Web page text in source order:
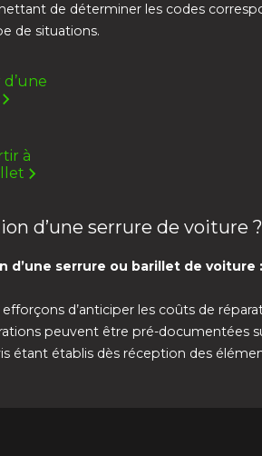
de déterminer les codes
de situations.
à
d’une serrure de voiture ?
d’une serrure ou barillet de voiture
d’anticiper les coûts de
peuvent être pré-documentées
étant établis dès réception des